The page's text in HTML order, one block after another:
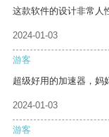
这款软件的设计非常人
2024-01-03
游客
超级好用的加速器，妈
2024-01-03
游客